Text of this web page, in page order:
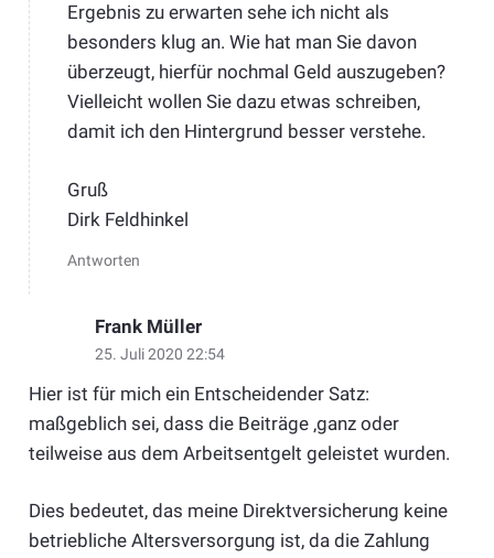
Ergebnis zu erwarten sehe ich nicht als
besonders klug an. Wie hat man Sie davon
überzeugt, hierfür nochmal Geld auszugeben?
Vielleicht wollen Sie dazu etwas schreiben,
damit ich den Hintergrund besser verstehe.
Gruß
Dirk Feldhinkel
Antworten
Frank Müller
25. Juli 2020 22:54
Hier ist für mich ein Entscheidender Satz:
maßgeblich sei, dass die Beiträge ‚ganz oder
teilweise aus dem Arbeitsentgelt geleistet wurden.
Dies bedeutet, das meine Direktversicherung keine
betriebliche Altersversorgung ist, da die Zahlung